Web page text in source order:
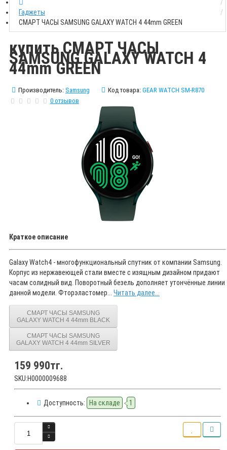
Гаджеты
СМАРТ ЧАСЫ SAMSUNG GALAXY WATCH 4 44mm GREEN
купить СМАРТ ЧАСЫ
SAMSUNG GALAXY WATCH 4
44mm GREEN
Производитель: Samsung Код товара: GEAR WATCH SM-R870
0 отзывов
Краткое описание
Galaxy Watch4 - многофункциональный спутник от компании Samsung.
Корпус из нержавеющей стали вместе с изящным дизайном придают
часам солидный вид. Поворотный безель дополняет утончённые линии
данной модели. Фторэластомер... Читать далее...
СМАРТ ЧАСЫ SAMSUNG
GALAXY WATCH 4 44mm BLACK
СМАРТ ЧАСЫ SAMSUNG
GALAXY WATCH 4 44mm SILVER
159 990тг.
SKU:Н0000009688
Доступность: На складе 1